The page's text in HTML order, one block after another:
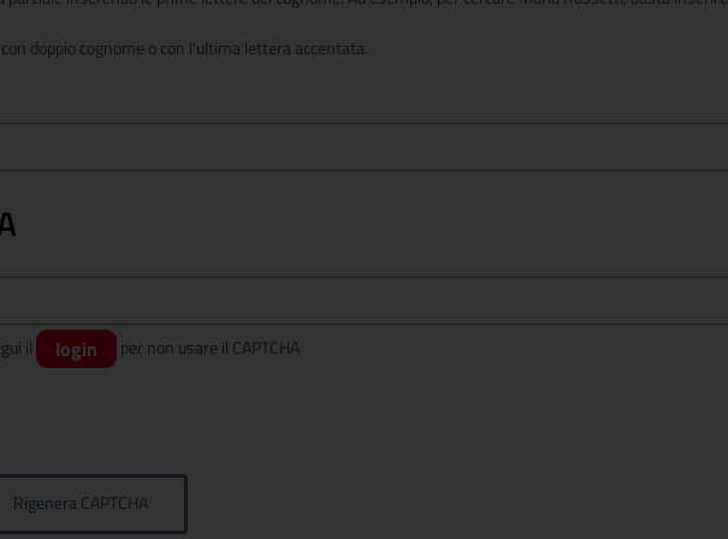
doppio cognome o con l'ultima lettera accentata.
il login per non usare il CAPTCHA
Rigenera CAPTCHA